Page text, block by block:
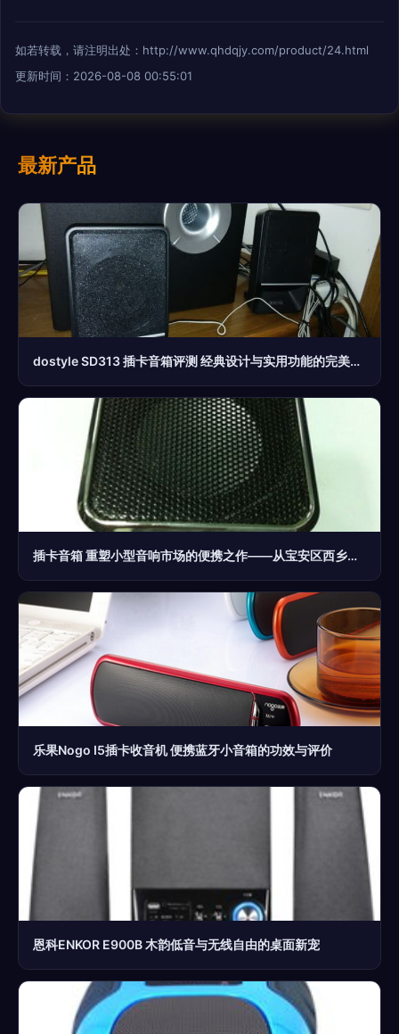
如若转载，请注明出处：http://www.qhdqjy.com/product/24.html
更新时间：2026-08-08 00:55:01
最新产品
dostyle SD313 插卡音箱评测 经典设计与实用功能的完美结合
插卡音箱 重塑小型音响市场的便携之作——从宝安区西乡三嘉塑胶制品厂看行业新动向
乐果Nogo I5插卡收音机 便携蓝牙小音箱的功效与评价
恩科ENKOR E900B 木韵低音与无线自由的桌面新宠